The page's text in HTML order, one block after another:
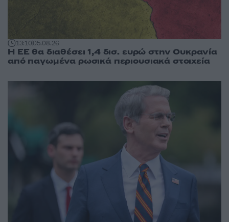
13:1005.08.26
Η ΕΕ θα διαθέσει 1,4 δισ. ευρώ στην Ουκρανία
από παγωμένα ρωσικά περιουσιακά στοιχεία